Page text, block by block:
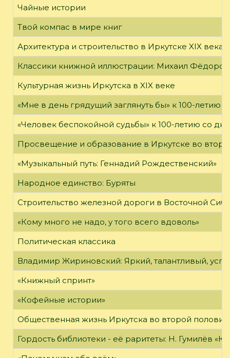
Чайные истории
Твой компас в мире книг
Архитектура и строительство в Иркутске XIX века
Классики книжной иллюстрации: Михаил Фёдоров
Культурная жизнь Иркутска в XIX веке
«Мне в день грядущий заглянуть бы» к 100-летию
«Человек беспокойной судьбы» к 100-летию со
Просвещение и образование в Иркутске во
«Музыкальный путь: Геннадий Рождественский»
Народное единство: Буряты
Строительство железной дороги в Восточной
«Кому много не надо, у того всего вдоволь»
Политическая классика
Владимир Жириновский: Яркий, талантливый,
«Книжный спринт»
«Кофейные истории»
Общественная жизнь Иркутска во второй
Гордость библиотеки - её раритеты: Н. Гумилёв